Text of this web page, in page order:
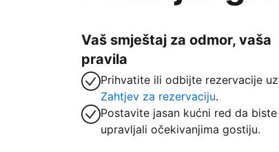
Vaš smještaj za odmor, vaša
pravila
Prihvatite ili odbijte rezervacije uz
Zahtjev za rezervaciju.
Postavite jasan kućni red da biste
upravljali očekivanjima gostiju.